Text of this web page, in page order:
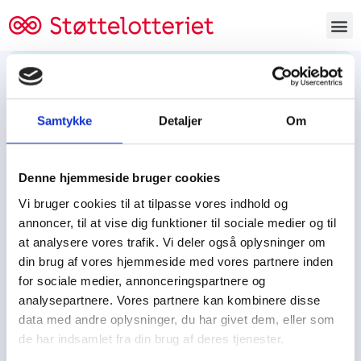
Samtykke Detaljer Om
Denne hjemmeside bruger cookies
Vi bruger cookies til at tilpasse vores indhold og
annoncer, til at vise dig funktioner til sociale medier og til
at analysere vores trafik. Vi deler også oplysninger om
din brug af vores hjemmeside med vores partnere inden
for sociale medier, annonceringspartnere og
analysepartnere. Vores partnere kan kombinere disse
data med andre oplysninger, du har givet dem, eller som
de har indsamlet fra din brug af deres tjenester.
Tjen penge og støt
Tjen penge til:
Spejdere/spejdergruppen/FDF’ere, m.fl.
Kontor
Tjenpengeogstoet.dk
Ejby Industrivej 91
DK – 2600 Glostrup
CVR: 19347508